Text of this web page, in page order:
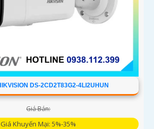
DS-2CD2T83G2-4LI2UHUN
Giá Bán:
Giá Khuyến Mại: 5%-35%